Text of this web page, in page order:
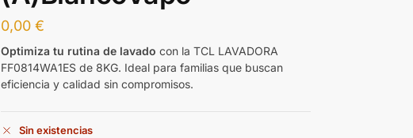
0,00€
Optimiza tu rutina de lavado con la TCL LAVADORA
FF0814WA1ES de 8KG. Ideal para familias que buscan
eficiencia y calidad sin compromisos.
Sin existencias